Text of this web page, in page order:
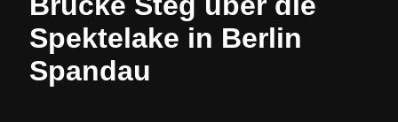
Spektelake in Berlin
Spandau